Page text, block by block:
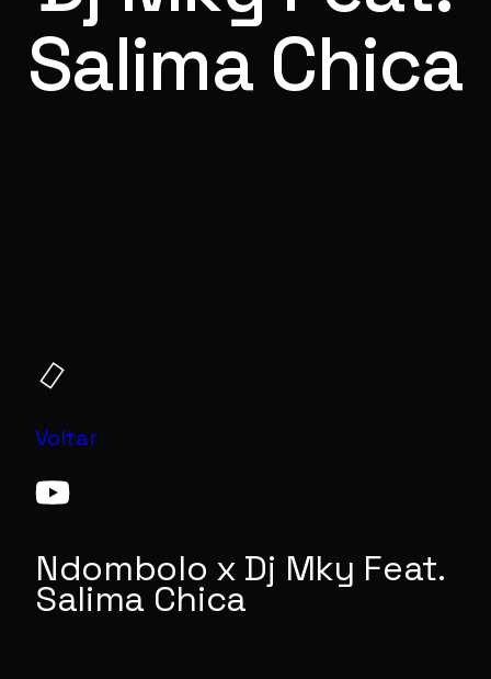
Salima Chica
Voltar
Ndombolo x Dj Mky Feat.
Salima Chica